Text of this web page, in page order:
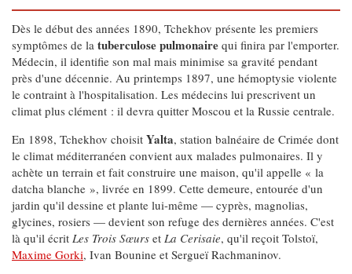
Dès le début des années 1890, Tchekhov présente les premiers
symptômes de la tuberculose pulmonaire qui finira par l'emporter.
Médecin, il identifie son mal mais minimise sa gravité pendant
près d'une décennie. Au printemps 1897, une hémoptysie violente
le contraint à l'hospitalisation. Les médecins lui prescrivent un
climat plus clément : il devra quitter Moscou et la Russie centrale.
En 1898, Tchekhov choisit Yalta, station balnéaire de Crimée dont
le climat méditerranéen convient aux malades pulmonaires. Il y
achète un terrain et fait construire une maison, qu'il appelle « la
datcha blanche », livrée en 1899. Cette demeure, entourée d'un
jardin qu'il dessine et plante lui-même — cyprès, magnolias,
glycines, rosiers — devient son refuge des dernières années. C'est
là qu'il écrit Les Trois Sœurs et La Cerisaie, qu'il reçoit Tolstoï,
Maxime Gorki, Ivan Bounine et Sergueï Rachmaninov.